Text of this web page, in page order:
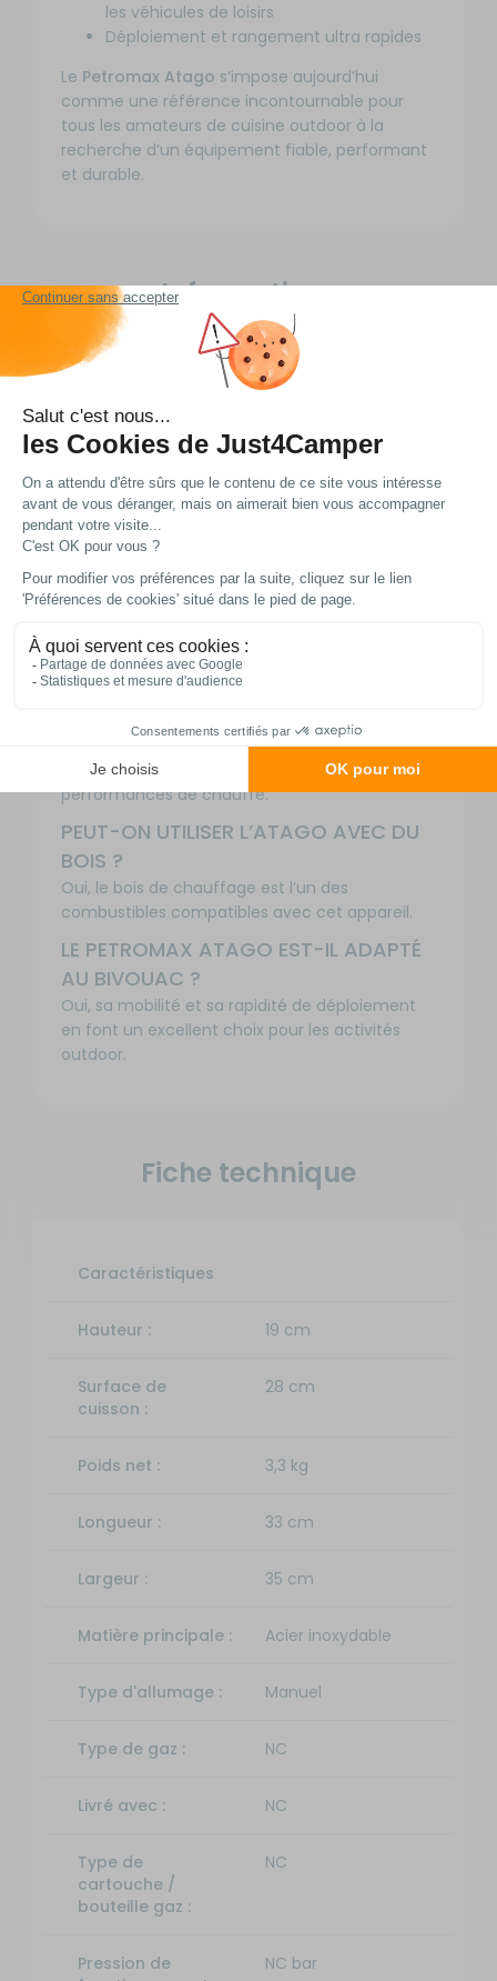
les véhicules de loisirs
Déploiement et rangement ultra rapides
Le Petromax Atago s’impose aujourd’hui
comme une référence incontournable pour
tous les amateurs de cuisine outdoor à la
recherche d’un équipement fiable, performant
et durable.
Informations
complémentaires
POURQUOI CHOISIR UN BARBECUE
PLIANT PETROMAX ATAGO ?
Pour sa polyvalence, sa robustesse et sa
capacité à remplacer plusieurs équipements
outdoor.
LE PETROMAX ATAGO CONVIENT-IL AU
CAMPING-CAR ?
particulièrement adapté aux véhicules de loisirs.
COMMENT FONCTIONNE L’EFFET
CHEMINÉE DU PETROMAX ATAGO ?
Le système favorise une circulation optimale de
l’air afin d’améliorer la combustion et les
performances de chauffe.
PEUT-ON UTILISER L’ATAGO AVEC DU
BOIS ?
Oui, le bois de chauffage est l’un des
combustibles compatibles avec cet appareil.
LE PETROMAX ATAGO EST-IL ADAPTÉ
AU BIVOUAC ?
Oui, sa mobilité et sa rapidité de déploiement
en font un excellent choix pour les activités
outdoor.
Fiche technique
Caractéristiques
Hauteur : 19 cm
Surface de
cuisson :
28 cm
Poids net : 3,3 kg
Longueur : 33 cm
Largeur : 35 cm
Matière principale : Acier inoxydable
Type d'allumage : Manuel
Type de gaz : NC
Livré avec : NC
Type de
cartouche /
bouteille gaz :
NC
Pression de
NC bar